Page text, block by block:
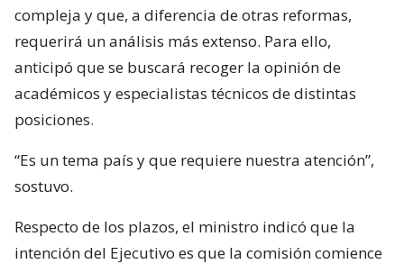
compleja y que, a diferencia de otras reformas,
requerirá un análisis más extenso. Para ello,
anticipó que se buscará recoger la opinión de
académicos y especialistas técnicos de distintas
posiciones.
“Es un tema país y que requiere nuestra atención”,
sostuvo.
Respecto de los plazos, el ministro indicó que la
intención del Ejecutivo es que la comisión comience